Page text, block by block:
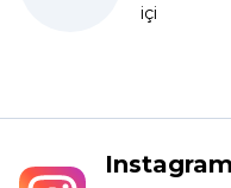
S... C... | 06/08/2025
içi